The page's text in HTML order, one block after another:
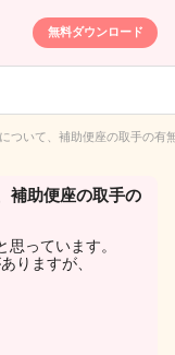
無料ダウンロード
ついて、補助便座の取手の有
補助便座の取手の
っています。
りますが、